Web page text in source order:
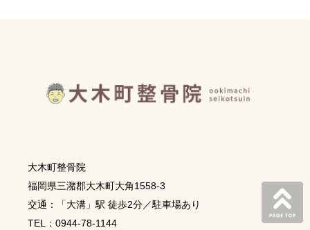
大木町整骨院
福岡県三潴郡大木町大角1558-3
交通：「大溝」駅 徒歩2分／駐車場あり
TEL：0944-78-1144